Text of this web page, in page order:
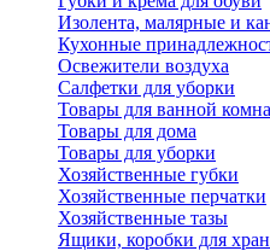
Изолента, малярные и
Кухонные
Освежители воздуха
Салфетки для уборки
Товары для ванной
Товары для дома
Товары для уборки
Хозяйственные губки
Хозяйственные перчатки
Хозяйственные тазы
Ящики, коробки для